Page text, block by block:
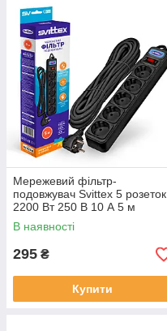
Мережевий фільтр-
подовжувач Svittex 5 розеток
2200 Вт 250 В 10 А 5 м
Чорний (SV-003-В)
В наявності
295 ₴
Купити